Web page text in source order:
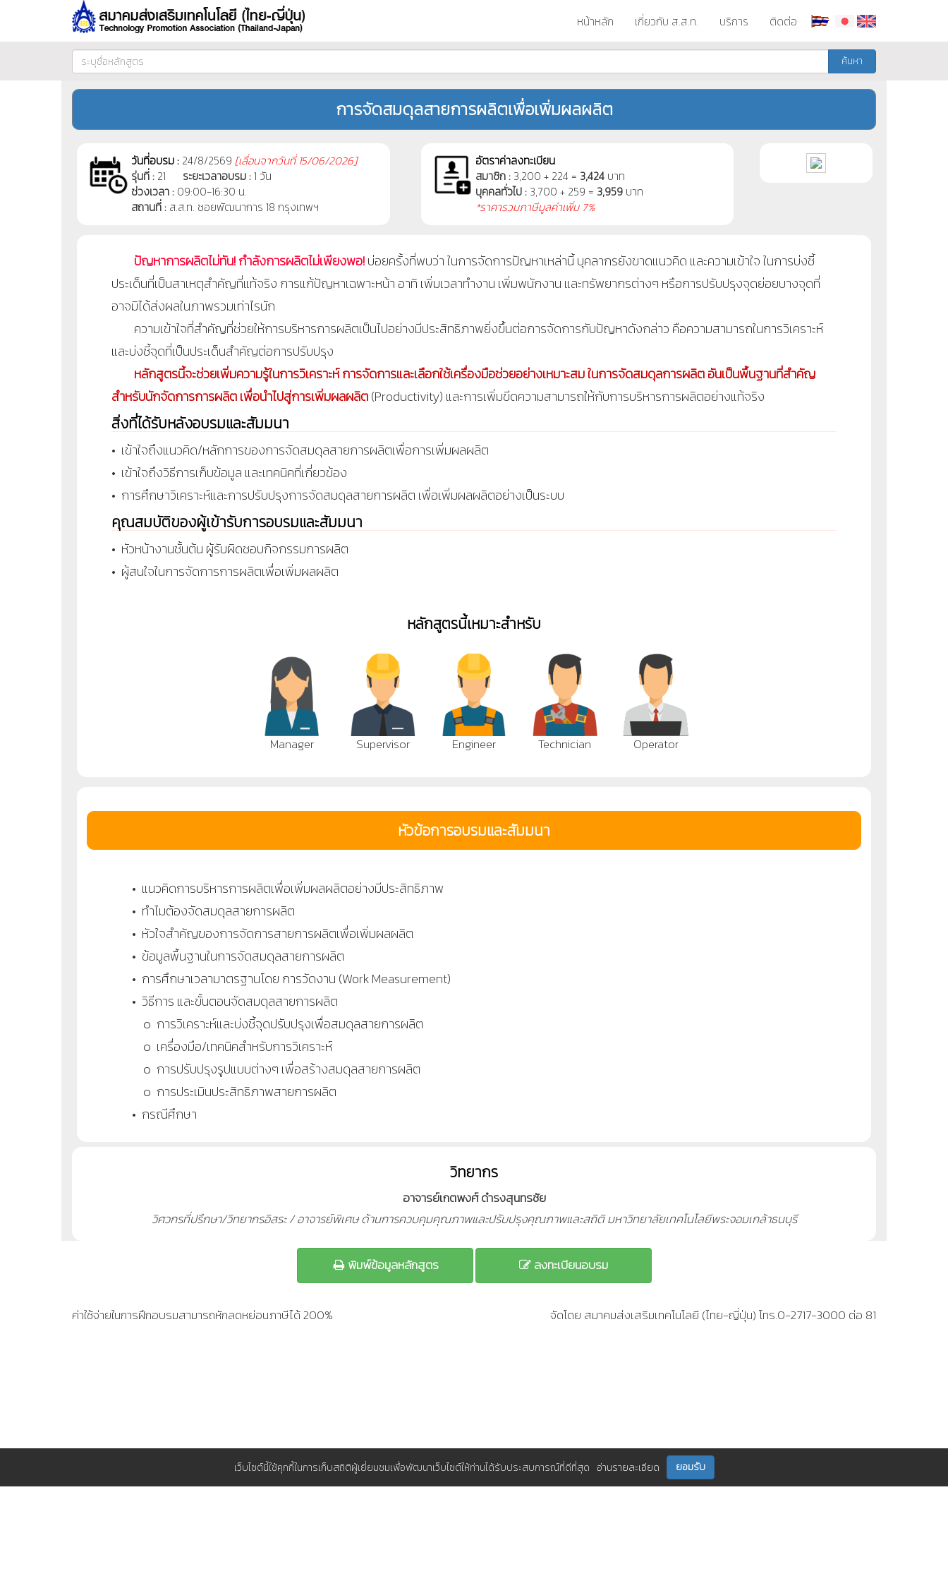
หน้าหลัก เกี่ยวกับ ส.ส.ท. บริการ ติดต่อ
ค้นหา
การจัดสมดุลสายการผลิตเพื่อเพิ่มผลผลิต
วันที่อบรม : 24/8/2569 [เลื่อนจากวันที่15/06/2026]
รุ่นที่ : 21 ระยะเวลาอบรม :1 วัน
ช่วงเวลา : 09:00-16:30 น.
สถานที่ : ส.ส.ท. ซอยพัฒนาการ 18 กรุงเทพฯ
อัตราค่าลงทะเบียน
สมาชิก :3,200 + 224 = 3,424บาท
บุคคลทั่วไป :3,700 + 259 = 3,959บาท
*ราคารวมภาษีมูลค่าเพิ่ม 7%
ปัญหาการผลิตไม่ทัน! กำลังการผลิตไม่เพียงพอ!บ่อยครั้งที่พบว่า ในการจัดการปัญหาเหล่านี้ บุคลากรยังขาดแนวคิด และความเข้าใจ ในการบ่งชี้
ประเด็นที่เป็นสาเหตุสำคัญที่แท้จริง การแก้ปัญหาเฉพาะหน้า อาทิ เพิ่มเวลาทำงาน เพิ่มพนักงาน และทรัพยากรต่างๆ หรือการปรับปรุงจุดย่อยบางจุดที่
อาจมิได้ส่งผลในภาพรวมเท่าไรนัก
ความเข้าใจที่สำคัญที่ช่วยให้การบริหารการผลิตเป็นไปอย่างมีประสิทธิภาพยิ่งขึ้นต่อการจัดการกับปัญหาดังกล่าว คือความสามารถในการวิเคราะห์
และบ่งชี้จุดที่เป็นประเด็นสำคัญต่อการปรับปรุง
หลักสูตรนี้จะช่วยเพิ่มความรู้ในการวิเคราะห์ การจัดการและเลือกใช้เครื่องมือช่วยอย่างเหมาะสม ในการจัดสมดุลการผลิต อันเป็นพื้นฐานที่สำคัญ
สำหรับนักจัดการการผลิต เพื่อนำไปสู่การเพิ่มผลผลิต(Productivity) และการเพิ่มขีดความสามารถให้กับการบริหารการผลิตอย่างแท้จริง
สิ่งที่ได้รับหลังอบรมและสัมมนา
• เข้าใจถึงแนวคิด/หลักการของการจัดสมดุลสายการผลิตเพื่อการเพิ่มผลผลิต
• เข้าใจถึงวิธีการเก็บข้อมูล และเทคนิคที่เกี่ยวข้อง
• การศึกษาวิเคราะห์และการปรับปรุงการจัดสมดุลสายการผลิต เพื่อเพิ่มผลผลิตอย่างเป็นระบบ
คุณสมบัติของผู้เข้ารับการอบรมและสัมมนา
• หัวหน้างานชั้นต้น ผู้รับผิดชอบกิจกรรมการผลิต
• ผู้สนใจในการจัดการการผลิตเพื่อเพิ่มผลผลิต
หลักสูตรนี้เหมาะสำหรับ
Manager Supervisor Engineer Technician Operator
หัวข้อการอบรมและสัมมนา
• แนวคิดการบริหารการผลิตเพื่อเพิ่มผลผลิตอย่างมีประสิทธิภาพ
• ทำไมต้องจัดสมดุลสายการผลิต
• หัวใจสำคัญของการจัดการสายการผลิตเพื่อเพิ่มผลผลิต
• ข้อมูลพื้นฐานในการจัดสมดุลสายการผลิต
• การศึกษาเวลามาตรฐานโดย การวัดงาน (Work Measurement)
• วิธีการ และขั้นตอนจัดสมดุลสายการผลิต
๐ การวิเคราะห์และบ่งชี้จุดปรับปรุงเพื่อสมดุลสายการผลิต
๐ เครื่องมือ/เทคนิคสำหรับการวิเคราะห์
๐ การปรับปรุงรูปแบบต่างๆ เพื่อสร้างสมดุลสายการผลิต
๐ การประเมินประสิทธิภาพสายการผลิต
• กรณีศึกษา
วิทยากร
อาจารย์เกตพงศ์ ดำรงสุนทรชัย
วิศวกรที่ปรึกษา/วิทยากรอิสระ / อาจารย์พิเศษ ด้านการควบคุมคุณภาพและปรับปรุงคุณภาพและสถิติ มหาวิทยาลัยเทคโนโลยีพระจอมเกล้าธนบุรี
พิมพ์ข้อมูลหลักสูตร ลงทะเบียนอบรม
ค่าใช้จ่ายในการฝึกอบรมสามารถหักลดหย่อนภาษีได้ 200% จัดโดย สมาคมส่งเสริมเทคโนโลยี (ไทย-ญี่ปุ่น) โทร.0-2717-3000 ต่อ 81
เว็บไซต์นี้ใช้คุกกี้ในการเก็บสถิติผู้เยี่ยมชมเพื่อพัฒนาเว็บไซต์ให้ท่านได้รับประสบการณ์ที่ดีที่สุด อ่านรายละเอียด ยอมรับ